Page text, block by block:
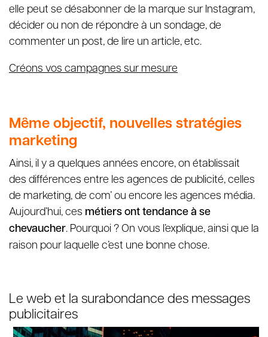
elle peut se désabonner de la marque sur Instagram,
décider ou non de répondre à un sondage, de
commenter un post, de lire un article, etc.
Créons vos campagnes sur mesure
Même objectif, nouvelles stratégies
marketing
Ainsi, il y a quelques années encore, on établissait
des différences entre les agences de publicité, celles
de marketing, de com’ ou encore les agences média.
Aujourd’hui, ces métiers ont tendance à se
chevaucher. Pourquoi ? On vous l’explique, ainsi que la
raison pour laquelle c’est une bonne chose.
Le web et la surabondance des messages
publicitaires